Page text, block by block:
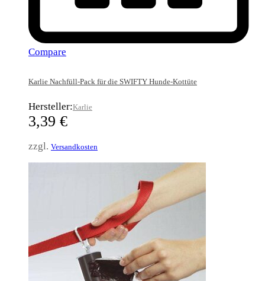
Compare
Karlie Nachfüll-Pack für die SWIFTY Hunde-Kottüte
Hersteller:Karlie
3,39 €
zzgl. Versandkosten